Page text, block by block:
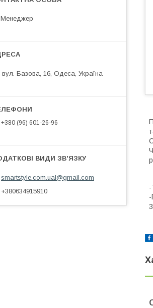
-
-
Менеджер
вул. Базова, 16, Одеса, Україна
+380 (96) 601-26-96
smartstyle.com.ual@gmail.com
+380634915910